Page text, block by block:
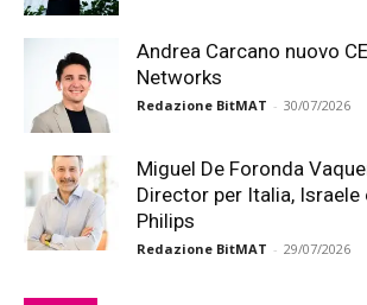
Andrea Carcano nuovo
Networks
Redazione BitMAT - 30/07/2026
Miguel De Foronda
Director per Italia, Israele
Philips
Redazione BitMAT - 29/07/2026